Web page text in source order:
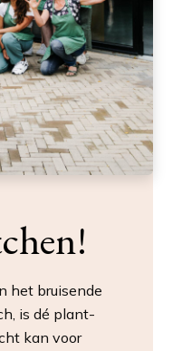
het bruisende
is dé plant-
kan voor